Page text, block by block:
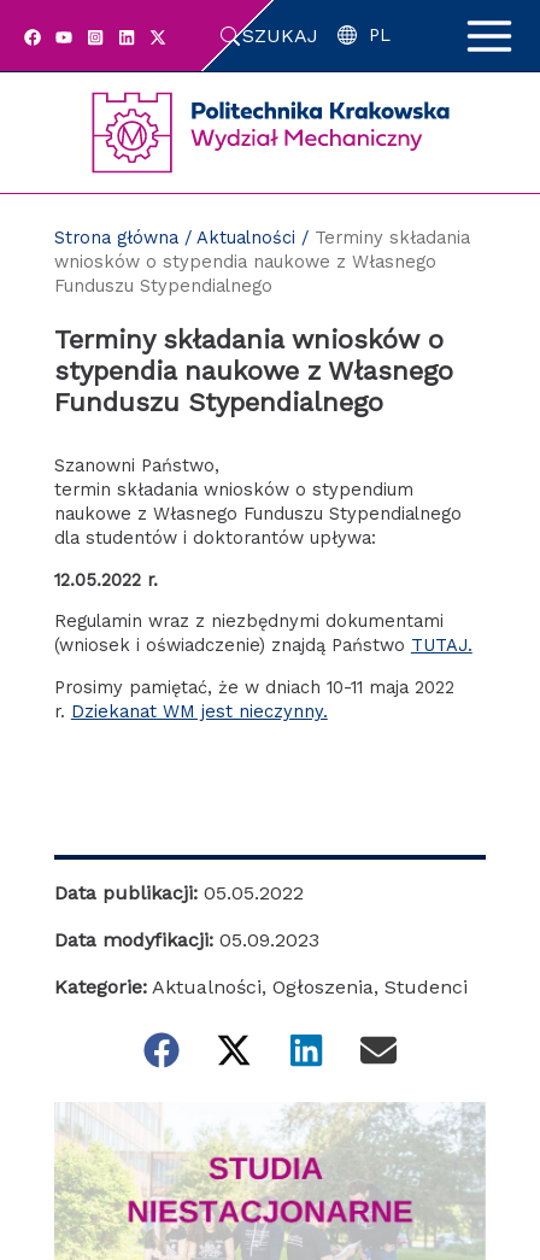
SZUKAJ PL
Strona główna/ Aktualności / Terminy składania
wniosków o stypendia naukowe z Własnego
Funduszu Stypendialnego
Terminy składania wniosków o
stypendia naukowe z Własnego
Funduszu Stypendialnego
Szanowni Państwo,
termin składania wniosków o stypendium
naukowe z Własnego Funduszu Stypendialnego
dla studentów i doktorantów upływa:
12.05.2022 r.
Regulamin wraz z niezbędnymi dokumentami
(wniosek i oświadczenie) znajdą Państwo TUTAJ.
Prosimy pamiętać, że w dniach 10-11 maja 2022
r. Dziekanat WM jest nieczynny.
Data publikacji: 05.05.2022
Data modyfikacji: 05.09.2023
Kategorie: Aktualności, Ogłoszenia, Studenci